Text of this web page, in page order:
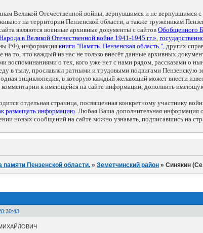
Великой Отечественной войны, вернувшимся и не вернувшимся
на территории Пензенской области, а также труженикам
являются военные архивные документы с сайтов Обобщенного
в Великой Отечественной войне 1941-1945 гг.»,
РФ), информация книги "Память. Пензенская область.", других
на то, что каждый из нас не только внесёт данные архивных
воспоминаниями о тех, кого уже нет с нами рядом, рассказами о
в тылу, прославлял ратными и трудовыми подвигами Пензенскую
энциклопедия, в которую каждый желающий может внести
комментарии к имеющейся на сайте информации, дополнить
отдельная страница, посвященная конкретному участнику
размещать информацию. Любая Ваша дополнительная информация
новых сообщений на сайте можно узнавать, подписавшись на
памяти Пензенской области. »Земетчинский район »Синякин